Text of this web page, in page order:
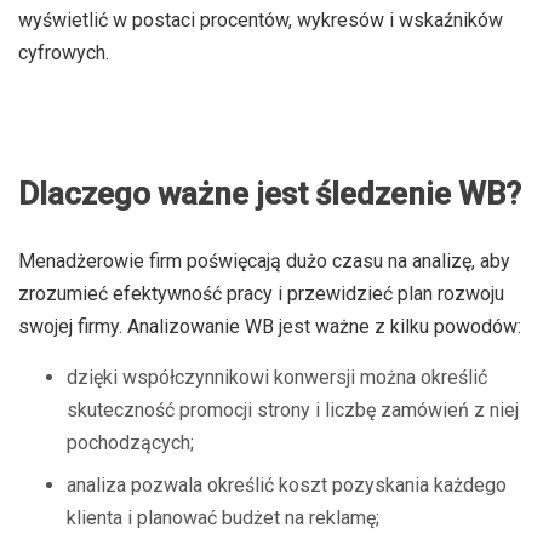
wyświetlić w postaci procentów, wykresów i wskaźników
cyfrowych.
Dlaczego ważne jest śledzenie WB?
Menadżerowie firm poświęcają dużo czasu na analizę, aby
zrozumieć efektywność pracy i przewidzieć plan rozwoju
swojej firmy. Analizowanie WB jest ważne z kilku powodów:
dzięki współczynnikowi konwersji można określić
skuteczność promocji strony i liczbę zamówień z niej
pochodzących;
analiza pozwala określić koszt pozyskania każdego
klienta i planować budżet na reklamę;